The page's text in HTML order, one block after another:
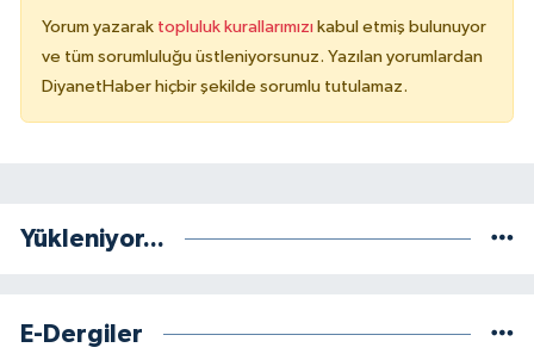
Yorum yazarak topluluk kurallarımızı kabul etmiş bulunuyor
ve tüm sorumluluğu üstleniyorsunuz. Yazılan yorumlardan
DiyanetHaber hiçbir şekilde sorumlu tutulamaz.
Yükleniyor...
E-Dergiler
Gaziantep Müftülüğü
Giresun Müftülüğü
Iğdır Müftülüğü